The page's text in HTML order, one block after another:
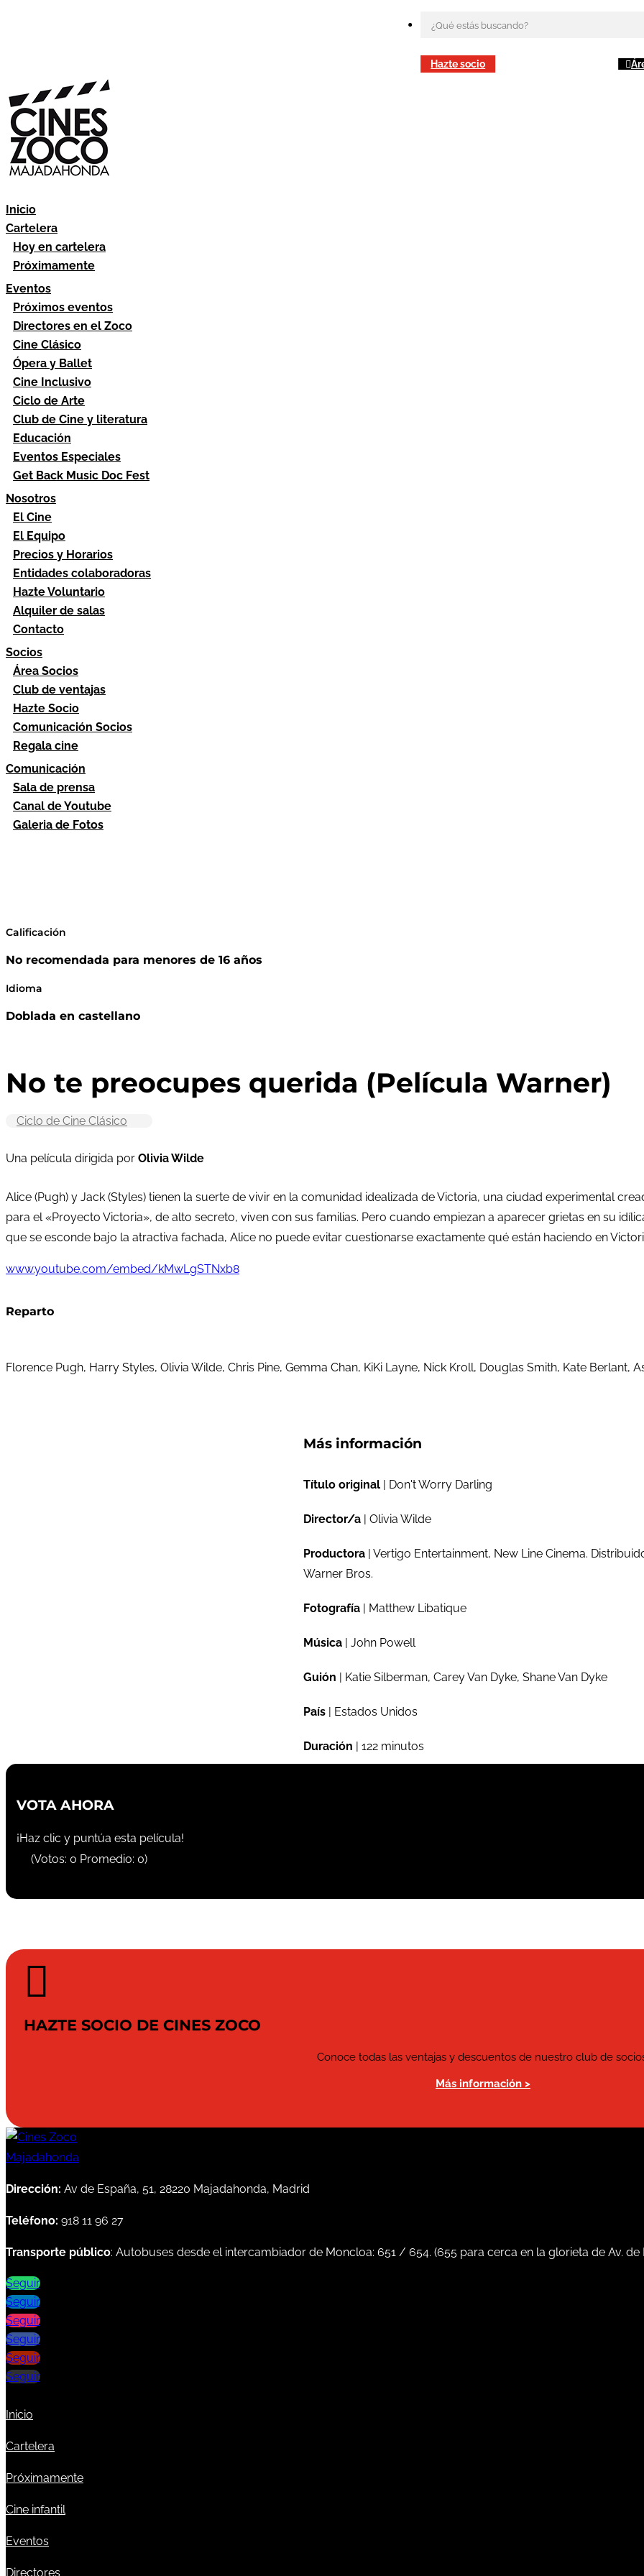
Hazte socio
Inicio
Cartelera
Hoy en cartelera
Próximamente
Eventos
Próximos eventos
Directores en el Zoco
Cine Clásico
Ópera y Ballet
Cine Inclusivo
Ciclo de Arte
Club de Cine y literatura
Educación
Eventos Especiales
Get Back Music Doc Fest
Nosotros
El Cine
El Equipo
Precios y Horarios
Entidades colaboradoras
Hazte Voluntario
Alquiler de salas
Contacto
Socios
Área Socios
Club de ventajas
Hazte Socio
Comunicación Socios
Regala cine
Comunicación
Sala de prensa
Canal de Youtube
Galeria de Fotos
Calificación
No recomendada para menores de 16 años
Idioma
Doblada en castellano
No te preocupes querida (Película Warner)
Ciclo de Cine Clásico
Una película dirigida por Olivia Wilde
Alice (Pugh) y Jack (Styles) tienen la suerte de vivir en la comunidad idealizada de Victoria, una ciudad experimental
para el «Proyecto Victoria», de alto secreto, viven con sus familias. Pero cuando empiezan a aparecer grietas en su
que se esconde bajo la atractiva fachada, Alice no puede evitar cuestionarse exactamente qué están haciendo en
www.youtube.com/embed/kMwLgSTNxb8
Reparto
Florence Pugh, Harry Styles, Olivia Wilde, Chris Pine, Gemma Chan, KiKi Layne, Nick Kroll, Douglas Smith, Kate Berlant,
Más información
Título original | Don't Worry Darling
Director/a | Olivia Wilde
Productora | Vertigo Entertainment, New Line Cinema.
Warner Bros.
Fotografía | Matthew Libatique
Música | John Powell
Guión | Katie Silberman, Carey Van Dyke, Shane Van Dyke
País | Estados Unidos
Duración | 122 minutos
VOTA AHORA
¡Haz clic y puntúa esta película!
(Votos: 0 Promedio: 0)

HAZTE SOCIO DE CINES ZOCO
Conoce todas las ventajas y descuentos de nuestro club de
Más información >
Dirección: Av de España, 51, 28220 Majadahonda, Madrid
Teléfono: 918 11 96 27
Transporte público: Autobuses desde el intercambiador de Moncloa: 651 / 654. (655 para cerca en la glorieta de Av. de
Seguir
Seguir
Seguir
Seguir
Seguir
Seguir
Inicio
Cartelera
Próximamente
Cine infantil
Eventos
Directores